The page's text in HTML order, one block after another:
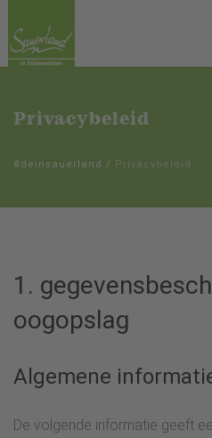
Privacybeleid
#deinsauerland / Privacybeleid
1.
oogopslag
Algemene
De volgende informatie geeft